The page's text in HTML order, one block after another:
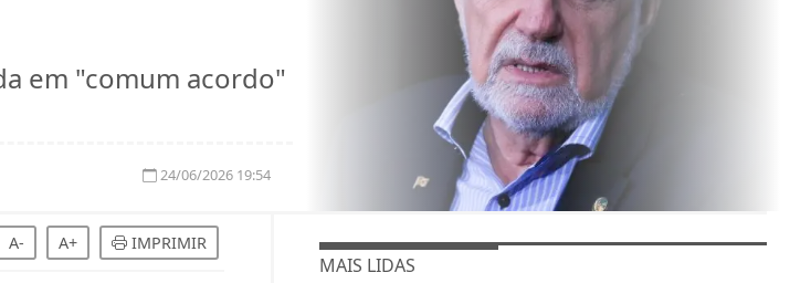
em "comum acordo"
24/06/2026 19:54
A- A+ IMPRIMIR
MAIS LIDAS